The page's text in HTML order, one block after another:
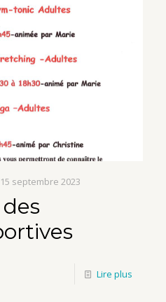
15 septembre 2023
Lire plus